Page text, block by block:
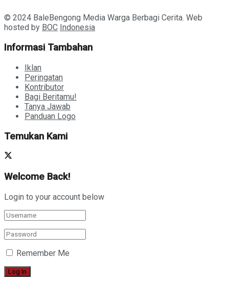
© 2024 BaleBengong Media Warga Berbagi Cerita. Web
hosted by BOC Indonesia
Informasi Tambahan
Iklan
Peringatan
Kontributor
Bagi Beritamu!
Tanya Jawab
Panduan Logo
Temukan Kami
Welcome Back!
Login to your account below
Remember Me